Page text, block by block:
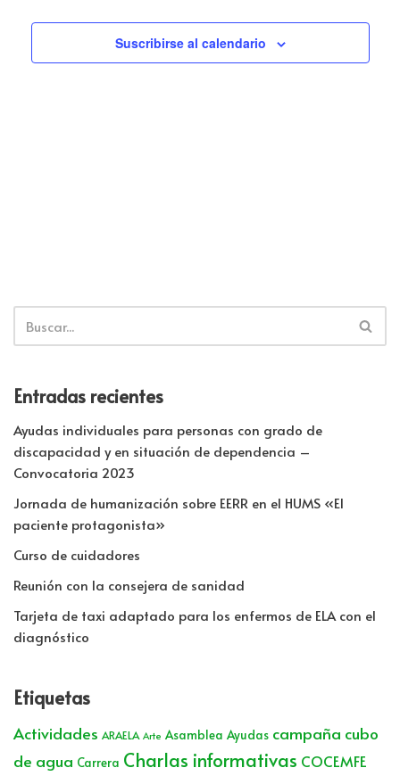
Suscribirse al calendario
Entradas recientes
Ayudas individuales para personas con grado de
discapacidad y en situación de dependencia –
Convocatoria 2023
Jornada de humanización sobre EERR en el HUMS «El
paciente protagonista»
Curso de cuidadores
Reunión con la consejera de sanidad
Tarjeta de taxi adaptado para los enfermos de ELA con el
diagnóstico
Etiquetas
Actividades ARAELA Arte Asamblea Ayudas campaña cubo
de agua Carrera Charlas informativas COCEMFE